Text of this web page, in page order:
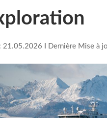
21.05.2026 I Dernière Mise à